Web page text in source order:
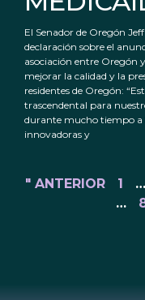
El Senador de Oregón
declaración sobre el
asociación entre Oregón
mejorar la calidad y la
residentes de Oregón:
trascendental para
durante mucho tiempo a
innovadoras y
" ANTERIOR 1 …
…